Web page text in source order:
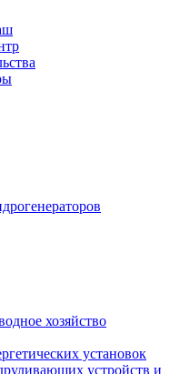
хозяйство
установок
устройств и